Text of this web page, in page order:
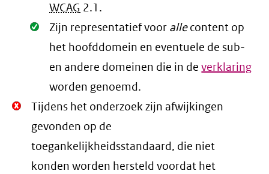
WCAG 2.1 .
Oké.
Zijn representatief voor allecontent op
het hoofddomein en eventuele de sub-
en andere domeinen die in deverklaring
worden genoemd.
Niet
Oké.
Tijdens het onderzoek zijn afwijkingen
gevonden op de
toegankelijkheidsstandaard, die niet
konden worden hersteld voordat het